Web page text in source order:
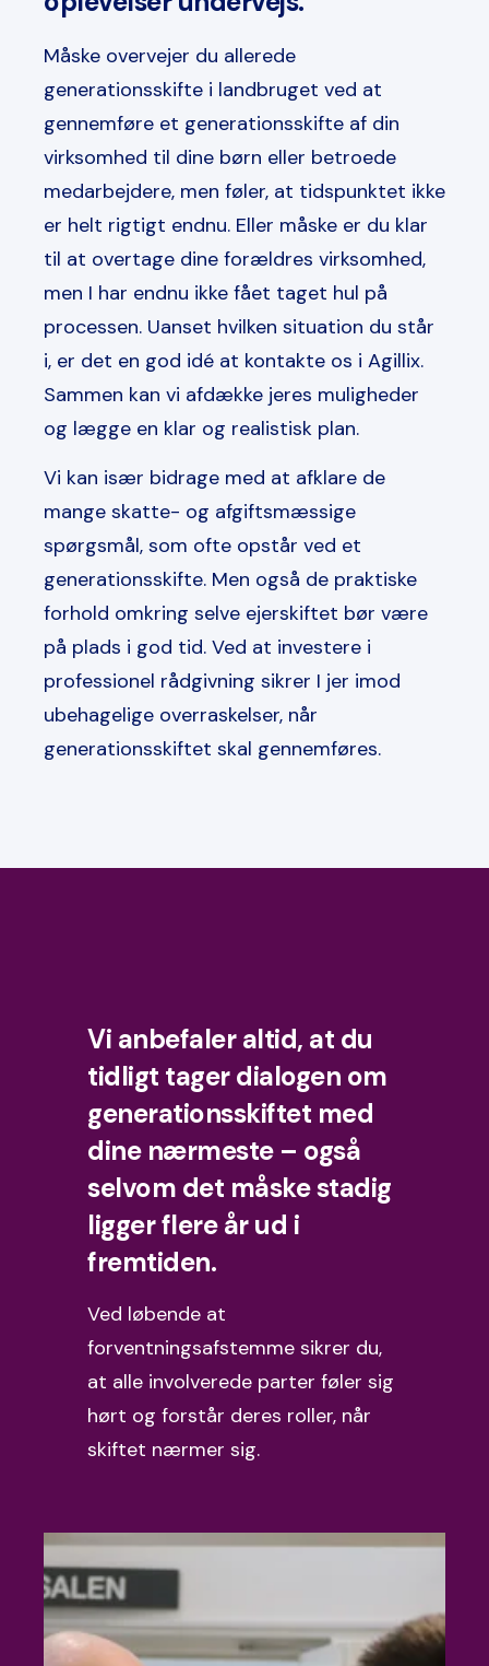
Måske overvejer du allerede
generationsskifte i landbruget ved at
gennemføre et generationsskifte af din
virksomhed til dine børn eller betroede
medarbejdere, men føler, at tidspunktet ikke
er helt rigtigt endnu. Eller måske er du klar
til at overtage dine forældres virksomhed,
men I har endnu ikke fået taget hul på
processen. Uanset hvilken situation du står
i, er det en god idé at kontakte os i Agillix.
Sammen kan vi afdække jeres muligheder
og lægge en klar og realistisk plan.
Vi kan især bidrage med at afklare de
mange skatte- og afgiftsmæssige
spørgsmål, som ofte opstår ved et
generationsskifte. Men også de praktiske
forhold omkring selve ejerskiftet bør være
på plads i god tid. Ved at investere i
professionel rådgivning sikrer I jer imod
ubehagelige overraskelser, når
generationsskiftet skal gennemføres.
Vi anbefaler altid, at du
tidligt tager dialogen om
generationsskiftet med
dine nærmeste – også
selvom det måske stadig
ligger flere år ud i
fremtiden.
Ved løbende at
forventningsafstemme sikrer du,
at alle involverede parter føler sig
hørt og forstår deres roller, når
skiftet nærmer sig.